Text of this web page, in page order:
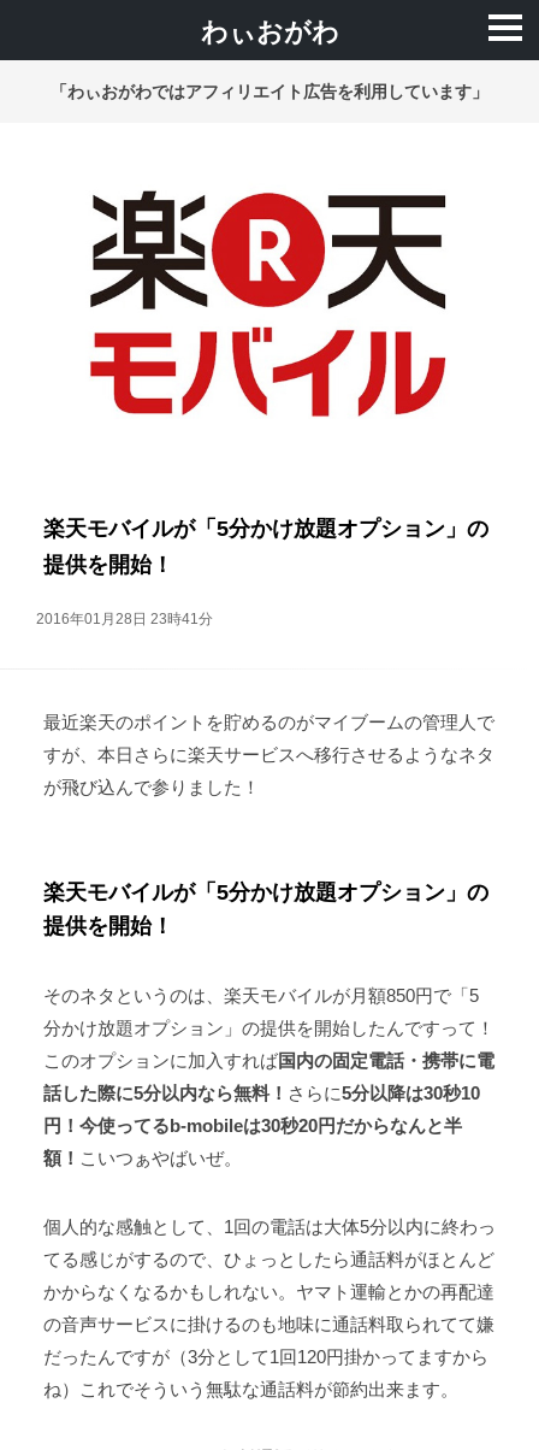
わぃおがわ
「わぃおがわではアフィリエイト広告を利用しています」
楽天モバイルが「5分かけ放題オプション」の
提供を開始！
2016年01月28日 23時41分
最近楽天のポイントを貯めるのがマイブームの管理人で
すが、本日さらに楽天サービスへ移行させるようなネタ
が飛び込んで参りました！
楽天モバイルが「5分かけ放題オプション」の
提供を開始！
そのネタというのは、楽天モバイルが月額850円で「5
分かけ放題オプション」の提供を開始したんですって！
このオプションに加入すれば国内の固定電話・携帯に電
話した際に5分以内なら無料！ さらに5分以降は30秒10
円！今使ってるb-mobileは30秒20円だからなんと半
額！ こいつぁやばいぜ。
個人的な感触として、1回の電話は大体5分以内に終わっ
てる感じがするので、ひょっとしたら通話料がほとんど
かからなくなるかもしれない。ヤマト運輸とかの再配達
の音声サービスに掛けるのも地味に通話料取られてて嫌
だったんですが（3分として1回120円掛かってますから
ね）これでそういう無駄な通話料が節約出来ます。